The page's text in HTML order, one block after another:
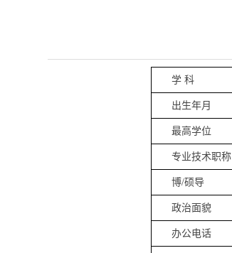
学 科
出生年月
最高学位
专业技术职称
博/硕导
政治面貌
办公电话